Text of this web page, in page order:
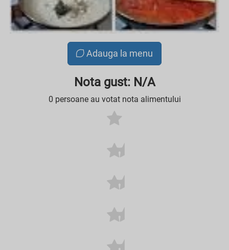
Adauga la menu
Nota gust: N/A
0 persoane au votat nota alimentului